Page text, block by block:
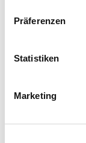
können
Erfahren Sie
Präferenzen
Statistiken
Marketing
Händler